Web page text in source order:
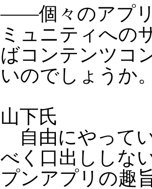
――個々のアプリ
ミュニティへの
ばコンテンツコ
いのでしょうか
山下氏
自由にやって
べく口出ししな
プンアプリの趣